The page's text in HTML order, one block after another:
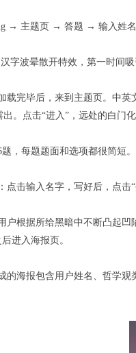
→ 主题页 → 答题 → 输入姓
字波晕散开特效，第一时间
载完毕后，来到主题页。中
。点击“进入”，远处的白门
，每题题面和选项都很简短
点击输入名字，写好后，点击
户根据所给黑暗中不断凸起
进入海报页。
的海报包含用户姓名、哲学